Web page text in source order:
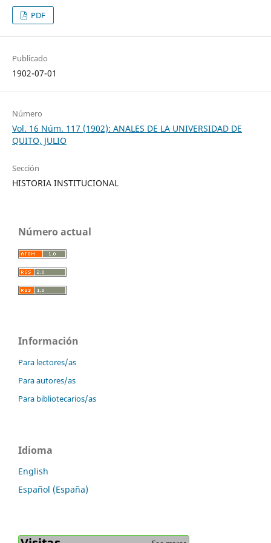
PDF
Publicado
1902-07-01
Número
Vol. 16 Núm. 117 (1902): ANALES DE LA UNIVERSIDAD DE
QUITO, JULIO
Sección
HISTORIA INSTITUCIONAL
Número actual
Información
Para lectores/as
Para autores/as
Para bibliotecarios/as
Idioma
English
Español (España)